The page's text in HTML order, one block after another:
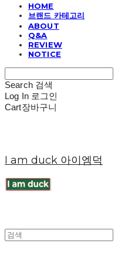
HOME
브랜드 카테고리
ABOUT
Q&A
REVIEW
NOTICE
Search 검색
Log In 로그인
Cart장바구니
I am duck 아이엠덕